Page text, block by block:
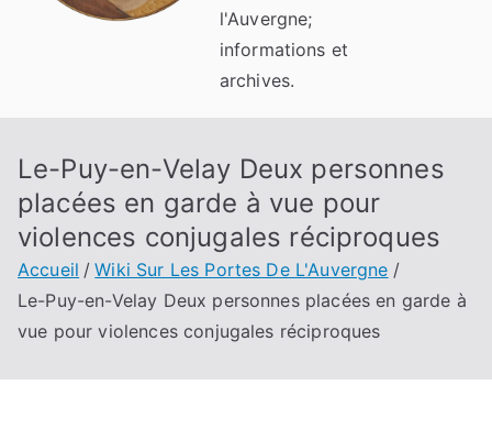
l'Auvergne;
informations et
archives.
Le-Puy-en-Velay Deux personnes
placées en garde à vue pour
violences conjugales réciproques
Accueil
Wiki Sur Les Portes De L'Auvergne
Le-Puy-en-Velay Deux personnes placées en garde à
vue pour violences conjugales réciproques